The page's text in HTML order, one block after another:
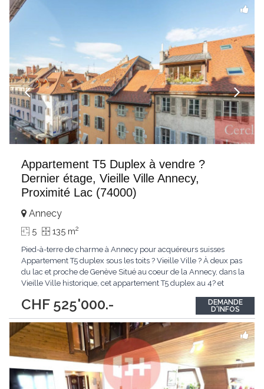
Appartement T5 Duplex à vendre ?
Dernier étage, Vieille Ville Annecy,
Proximité Lac (74000)
CHF 525'000.-
Annecy
5 135 m2
Pied-à-terre de charme à Annecy pour acquéreurs suisses
Appartement T5 duplex sous les toits ? Vieille Ville ? À deux pas
du lac et proche de Genève Situé au coeur de la Annecy, dans la
Vieille Ville historique, cet appartement T5 duplex au 4? et
suisse souhaitant disposer d'un pied-à-terre de caractère en
France, à proximité...
DEMANDE
D'INFOS